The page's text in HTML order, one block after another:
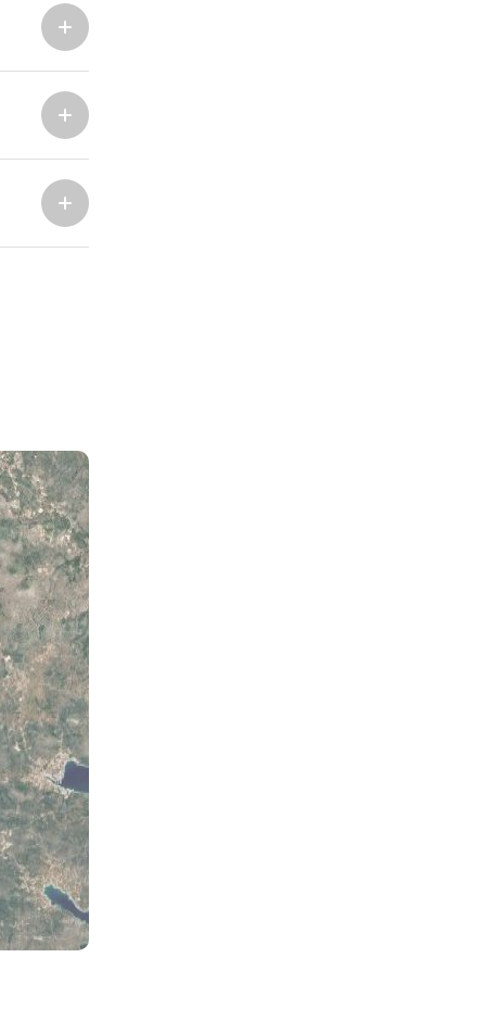
Marina Trogir - ACI
Marina Trogir - SCT
ACI Marina Split
ACI Marina Dubrovnik,
Komolac